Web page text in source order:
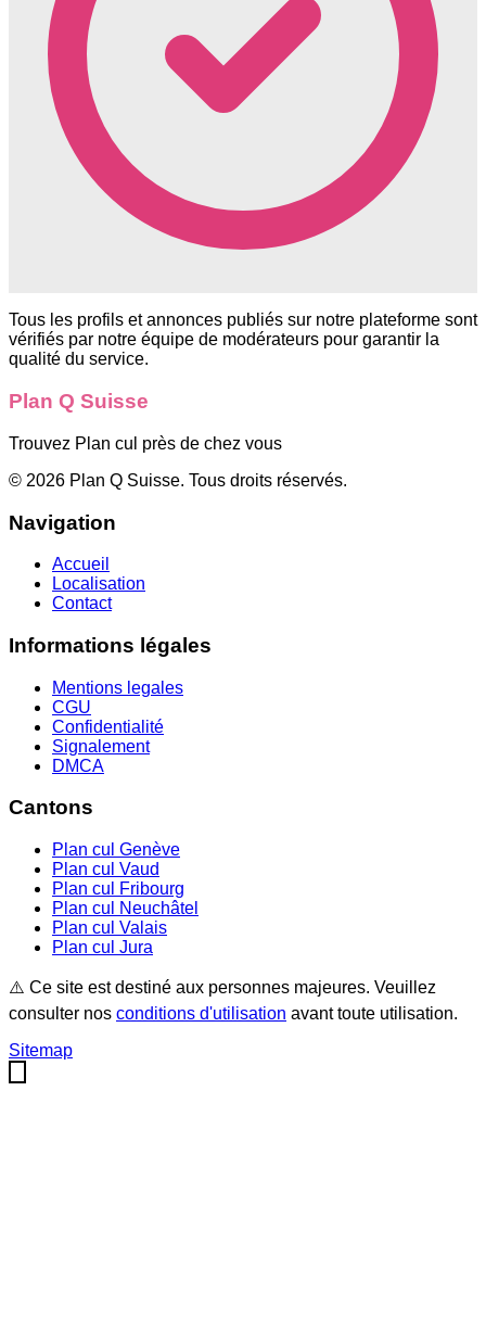
Tous les profils et annonces publiés sur notre plateforme sont
vérifiés par notre équipe de modérateurs pour garantir la
qualité du service.
Plan Q Suisse
Trouvez Plan cul près de chez vous
© 2026 Plan Q Suisse. Tous droits réservés.
Navigation
Accueil
Localisation
Contact
Informations légales
Mentions legales
CGU
Confidentialité
Signalement
DMCA
Cantons
Plan cul Genève
Plan cul Vaud
Plan cul
Fribourg
Plan cul
Neuchâtel
Plan cul Valais
Plan cul Jura
⚠️ Ce site est destiné aux personnes majeures. Veuillez
consulter nos conditions d'utilisation avant toute utilisation.
Sitemap